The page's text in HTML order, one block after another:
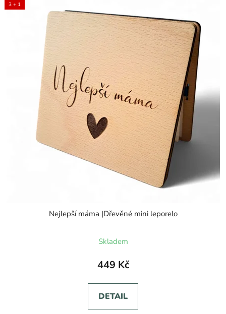
3 + 1
Nejlepší máma |Dřevěné mini leporelo
Skladem
449 Kč
DETAIL